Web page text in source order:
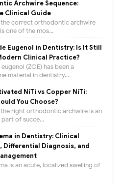
Archwire Sequence:
Clinical Guide
correct orthodontic archwire
one of the mos...
Eugenol in Dentistry: Is It Still
Clinical Practice?
(ZOE) has been a
material in dentistry...
NiTi vs Copper NiTi:
You Choose?
right orthodontic archwire is an
of succe...
in Dentistry: Clinical
Differential Diagnosis, and
is an acute, localized swelling of